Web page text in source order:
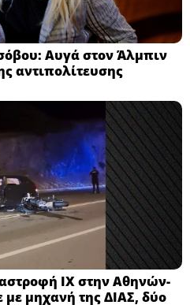
Αυγά στον Άλμπιν
αντιπολίτευσης
ΙΧ στην Αθηνών-
μηχανή της ΔΙΑΣ, δύο